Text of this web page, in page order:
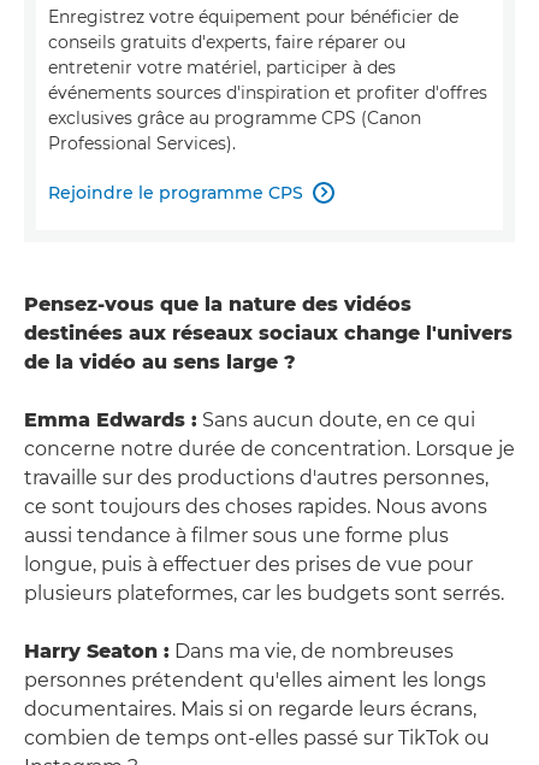
Enregistrez votre équipement pour bénéficier de
conseils gratuits d'experts, faire réparer ou
entretenir votre matériel, participer à des
événements sources d'inspiration et profiter d'offres
exclusives grâce au programme CPS (Canon
Professional Services).
Rejoindre le programme CPS 
Pensez-vous que la nature des vidéos
destinées aux réseaux sociaux change l'univers
de la vidéo au sens large ?
Emma Edwards : Sans aucun doute, en ce qui
concerne notre durée de concentration. Lorsque je
travaille sur des productions d'autres personnes,
ce sont toujours des choses rapides. Nous avons
aussi tendance à filmer sous une forme plus
longue, puis à effectuer des prises de vue pour
plusieurs plateformes, car les budgets sont serrés.
Harry Seaton : Dans ma vie, de nombreuses
personnes prétendent qu'elles aiment les longs
documentaires. Mais si on regarde leurs écrans,
combien de temps ont-elles passé sur TikTok ou